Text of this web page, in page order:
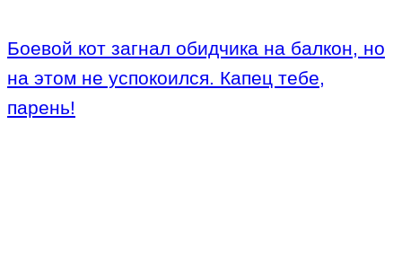
Боевой кот загнал обидчика на балкон, но
на этом не успокоился. Капец тебе,
парень!